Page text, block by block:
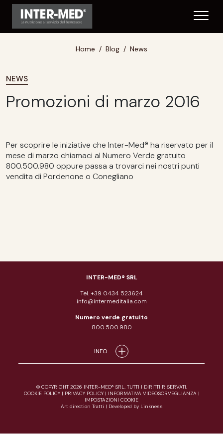
Home Blog News
NEWS
Promozioni di marzo 2016
Per scoprire le iniziative che Inter-Med® ha riservato per il
mese di marzo chiamaci al Numero Verde gratuito
800.500.980 oppure passa a trovarci nei nostri punti
vendita di Pordenone o Conegliano
INTER-MED® SRL
Tel. +39 0434 523624
info@intermeditalia.com
Numero verde gratuito
800.500.980
INFO
© COPYRIGHT 2026 INTER-MED® SRL. TUTTI I DIRITTI RISERVATI.
COOKIE POLICY| PRIVACY POLICY| INFORMATIVA VIDEOSORVEGLIANZA |
IMPOSTAZIONI COOKIE
Art direction Tratti | Developed by Linkness